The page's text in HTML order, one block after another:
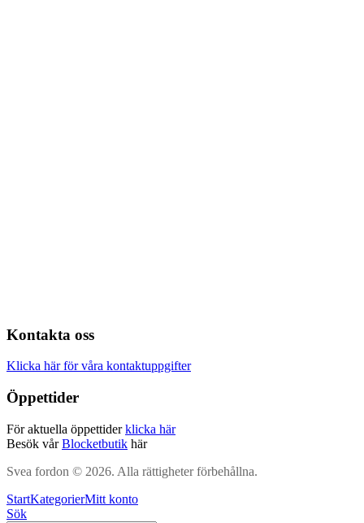
Kontakta oss
Klicka här för våra kontaktuppgifter
Öppettider
För aktuella öppettiderklicka här
Besök vårBlocketbutik här
Svea fordon © 2026. Alla rättigheter förbehållna.
StartKategorierMitt konto
Sök